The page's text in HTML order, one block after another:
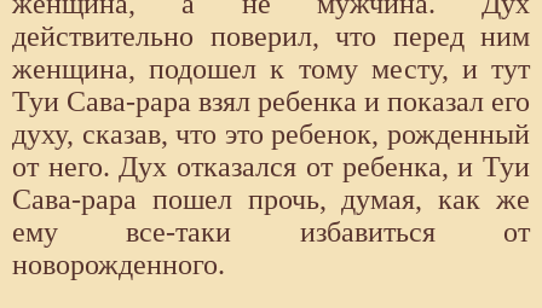
действительно поверил, что перед ним
женщина, подошел к тому месту, и тут
Туи Сава-рара взял ребенка и показал его
духу, сказав, что это ребенок, рожденный
от него. Дух отказался от ребенка, и Туи
Сава-рара пошел прочь, думая, как же
ему все-таки избавиться от
новорожденного.